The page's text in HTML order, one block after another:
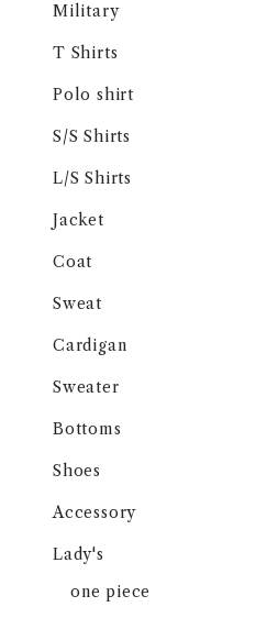
Military
T Shirts
Polo shirt
S/S Shirts
L/S Shirts
Jacket
Coat
Sweat
Cardigan
Sweater
Bottoms
Shoes
Accessory
Lady's
one piece